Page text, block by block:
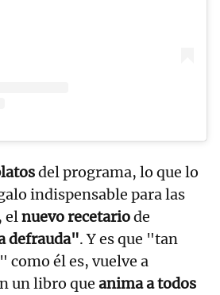
del programa, lo que lo
indispensable para las
elnuevo recetariode
defrauda". Y es que "tan
como él es, vuelve a
un libro que anima a todos